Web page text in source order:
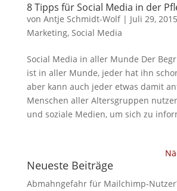
8 Tipps für Social Media in der
von Antje Schmidt-Wolf| Juli 29, 2015
Marketing, Social Media
Social Media in aller Munde Der
ist in aller Munde, jeder hat ihn
aber kann auch jeder etwas damit
Menschen aller Altersgruppen
und soziale Medien, um sich zu
Neueste Beiträge
Abmahngefahr für Mailchimp-